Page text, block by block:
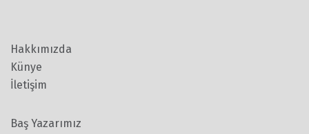
Hakkımızda
Künye
İletişim
Baş Yazarımız